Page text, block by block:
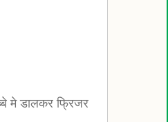
मे डालकर फ्रिजर